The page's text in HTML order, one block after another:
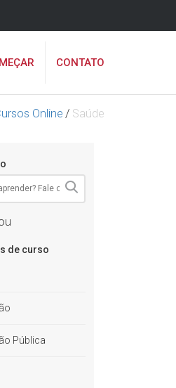
CONTATO
Online / Saúde
de curso
Pública